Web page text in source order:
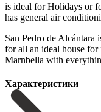
is ideal for Holidays or
has general air
San Pedro de ‌Alcántara
for all an ideal house
‌Marnbella ‌with
Характеристики